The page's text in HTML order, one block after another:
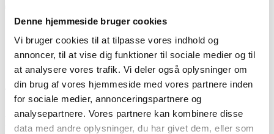
Denne hjemmeside bruger cookies
Vi bruger cookies til at tilpasse vores indhold og
annoncer, til at vise dig funktioner til sociale medier og til
at analysere vores trafik. Vi deler også oplysninger om
din brug af vores hjemmeside med vores partnere inden
for sociale medier, annonceringspartnere og
analysepartnere. Vores partnere kan kombinere disse
data med andre oplysninger, du har givet dem, eller som
This auction has been annulled
SHOWROOM
Aarhus
ESTIMATE
DKK 1,400
ITEM NUMBER
6542093
Description